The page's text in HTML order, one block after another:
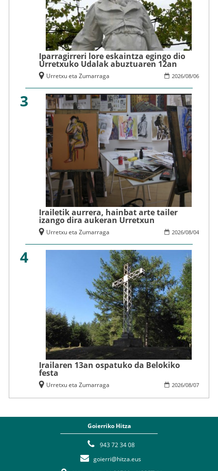
Iparragirreri lore eskaintza egingo dio
Urretxuko Udalak abuztuaren 12an
2026/08/06
Urretxu eta Zumarraga
3
Irailetik aurrera, hainbat arte tailer
izango dira aukeran Urretxun
2026/08/04
Urretxu eta Zumarraga
4
Irailaren 13an ospatuko da Belokiko
festa
2026/08/07
Urretxu eta Zumarraga
Goierriko Hitza
943 72 34 08
goierri@hitza.eus